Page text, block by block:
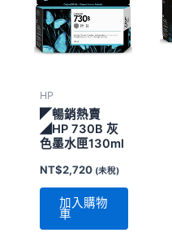
HP
◤暢銷熱賣
◢HP 730B 灰
色墨水匣130ml
NT$2,720 (未稅)
加入購物
車